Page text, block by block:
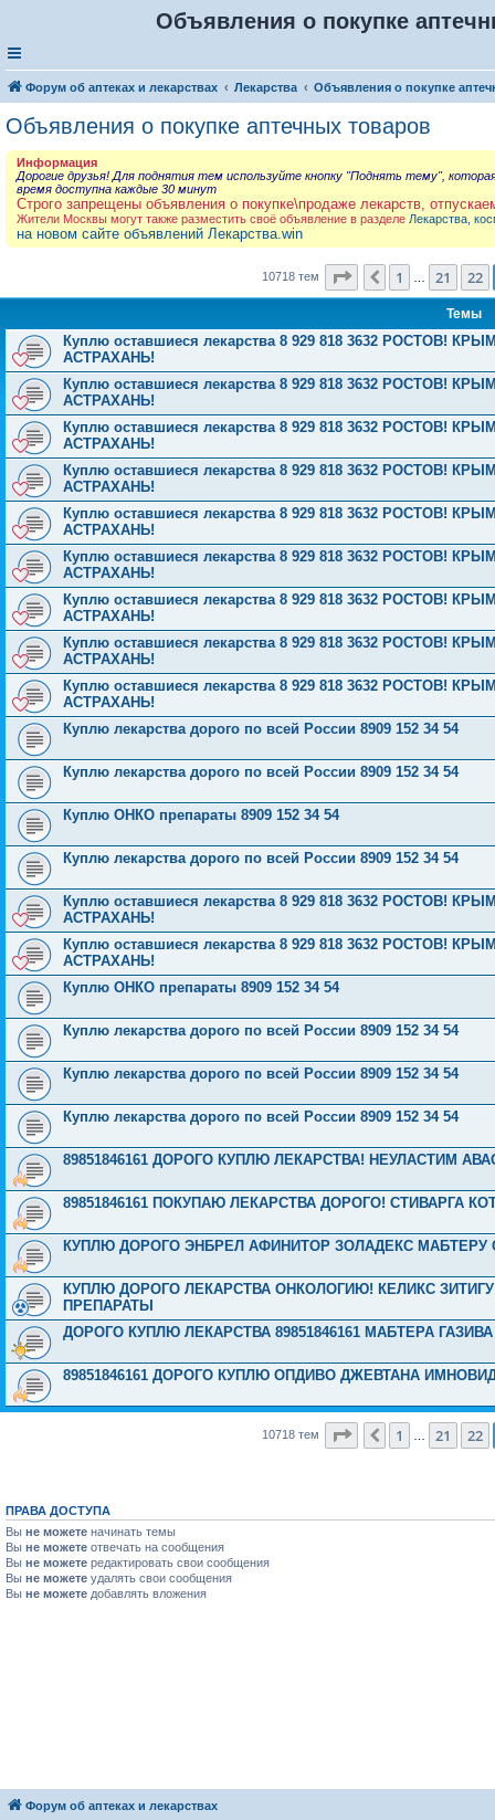
Объявления о покупке
Форум об аптеках и лекарствах Лекарства Объявления о покупке
Объявления о покупке аптечных товаров
Информация
Дорогие друзья! Для поднятия тем используйте кнопку "Поднять тему",
время доступна каждые 30 минут
Строго запрещены объявления о покупке\продаже лекарств,
Жители Москвы могут также разместить своё объявление в разделе Лекарства,
на новом сайте объявлений Лекарства.win
10718 тем Страница 23из 429
Пред.
1 21 22
Темы
Куплю оставшиеся лекарства 8 929 818 3632 РОСТОВ!
АСТРАХАНЬ!
Куплю оставшиеся лекарства 8 929 818 3632 РОСТОВ!
АСТРАХАНЬ!
Куплю оставшиеся лекарства 8 929 818 3632 РОСТОВ!
АСТРАХАНЬ!
Куплю оставшиеся лекарства 8 929 818 3632 РОСТОВ!
АСТРАХАНЬ!
Куплю оставшиеся лекарства 8 929 818 3632 РОСТОВ!
АСТРАХАНЬ!
Куплю оставшиеся лекарства 8 929 818 3632 РОСТОВ!
АСТРАХАНЬ!
Куплю оставшиеся лекарства 8 929 818 3632 РОСТОВ!
АСТРАХАНЬ!
Куплю оставшиеся лекарства 8 929 818 3632 РОСТОВ!
АСТРАХАНЬ!
Куплю оставшиеся лекарства 8 929 818 3632 РОСТОВ!
АСТРАХАНЬ!
Куплю лекарства дорого по всей России 8909 152 34 54
Куплю лекарства дорого по всей России 8909 152 34 54
Куплю ОНКО препараты 8909 152 34 54
Куплю лекарства дорого по всей России 8909 152 34 54
Куплю оставшиеся лекарства 8 929 818 3632 РОСТОВ!
АСТРАХАНЬ!
Куплю оставшиеся лекарства 8 929 818 3632 РОСТОВ!
АСТРАХАНЬ!
Куплю ОНКО препараты 8909 152 34 54
Куплю лекарства дорого по всей России 8909 152 34 54
Куплю лекарства дорого по всей России 8909 152 34 54
Куплю лекарства дорого по всей России 8909 152 34 54
89851846161 ДОРОГО КУПЛЮ ЛЕКАРСТВА! НЕУЛАСТИМ
89851846161 ПОКУПАЮ ЛЕКАРСТВА ДОРОГО! СТИВАРГА
КУПЛЮ ДОРОГО ЭНБРЕЛ АФИНИТОР ЗОЛАДЕКС МАБТЕРУ
КУПЛЮ ДОРОГО ЛЕКАРСТВА ОНКОЛОГИЮ! КЕЛИКС
ПРЕПАРАТЫ
ДОРОГО КУПЛЮ ЛЕКАРСТВА 89851846161 МАБТЕРА
89851846161 ДОРОГО КУПЛЮ ОПДИВО ДЖЕВТАНА
10718 тем Страница 23из 429
Пред.
1 21 22
ПРАВА ДОСТУПА
Вы не можете начинать темы
Вы не можете отвечать на сообщения
Вы не можете редактировать свои сообщения
Вы не можете удалять свои сообщения
Вы не можете добавлять вложения
Форум об аптеках и лекарствах